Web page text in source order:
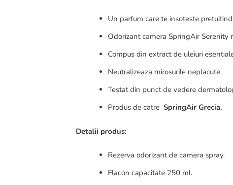
Un parfum care te insoteste
Odorizant camera SpringAir
Compus din extract de uleiuri
Neutralizeaza mirosurile neplacute.
Testat din punct de vedere
Produs de catreSpringAir Grecia.
Detalii produs:
Rezerva odorizant de camera spray.
Flacon capacitate 250 ml.